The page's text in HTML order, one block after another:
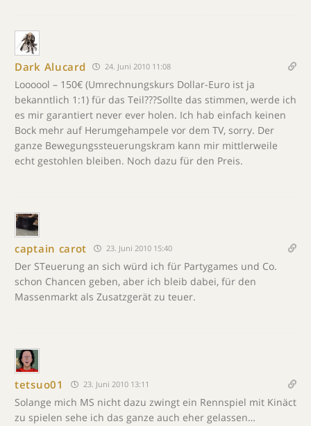
Dark Alucard 24. Juni 2010 11:08
Loooool – 150€ (Umrechnungskurs Dollar-Euro ist ja
bekanntlich 1:1) für das Teil???Sollte das stimmen, werde ich
es mir garantiert never ever holen. Ich hab einfach keinen
Bock mehr auf Herumgehampele vor dem TV, sorry. Der
ganze Bewegungssteuerungskram kann mir mittlerweile
echt gestohlen bleiben. Noch dazu für den Preis.
captain carot 23. Juni 2010 15:40
Der STeuerung an sich würd ich für Partygames und Co.
schon Chancen geben, aber ich bleib dabei, für den
Massenmarkt als Zusatzgerät zu teuer.
tetsuo01 23. Juni 2010 13:11
Solange mich MS nicht dazu zwingt ein Rennspiel mit Kinäct
zu spielen sehe ich das ganze auch eher gelassen…